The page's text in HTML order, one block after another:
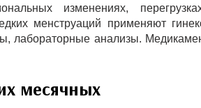
изменениях,
менструаций применяют
лабораторные анализы.
месячных